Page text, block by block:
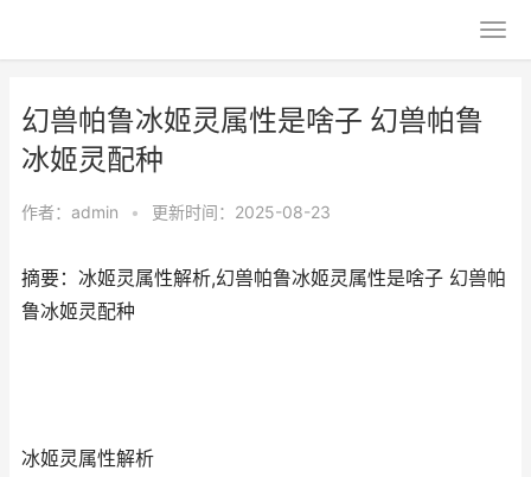
幻兽帕鲁冰姬灵属性是啥子 幻兽帕鲁
冰姬灵配种
作者： admin • 更新时间：2025-08-23
摘要：冰姬灵属性解析,幻兽帕鲁冰姬灵属性是啥子 幻兽帕
鲁冰姬灵配种
冰姬灵属性解析